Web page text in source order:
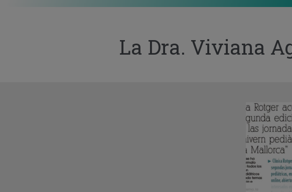
La Dra. Viviana